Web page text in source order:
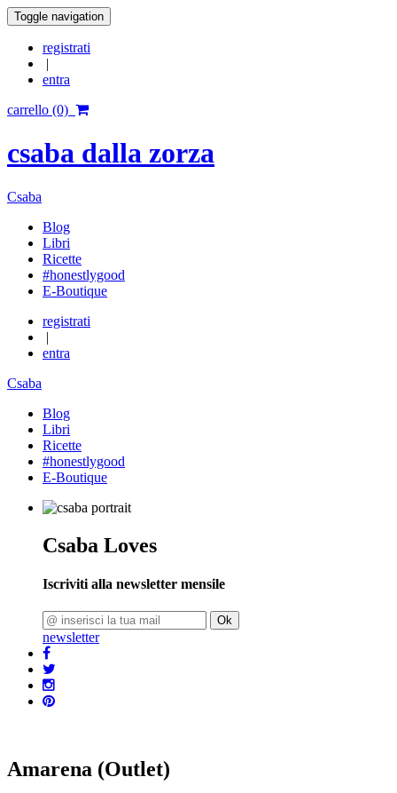
Toggle navigation
registrati
|
entra
carrello (0)
csaba dalla zorza
Csaba
Blog
Libri
Ricette
#honestlygood
E-Boutique
registrati
|
entra
Csaba
Blog
Libri
Ricette
#honestlygood
E-Boutique
Csaba Loves
Iscriviti alla newsletter mensile
Ok
newsletter
Amarena (Outlet)